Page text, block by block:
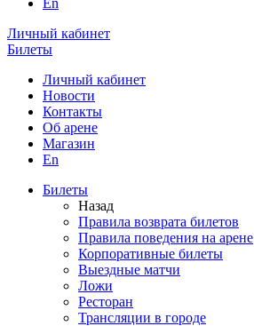
En
Личный кабинет
Билеты
Личный кабинет
Новости
Контакты
Об арене
Магазин
En
Билеты
Назад
Правила возврата билетов
Правила поведения на арене
Корпоративные билеты
Выездные матчи
Ложи
Ресторан
Трансляции в городе